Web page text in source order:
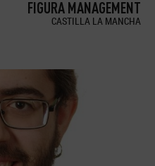
FIGURA MANAGEMENT
CASTILLA LA MANCHA